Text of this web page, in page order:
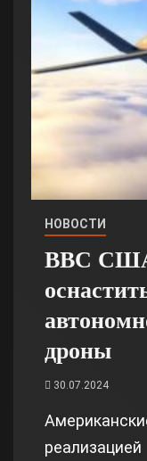
НОВОСТИ
ВВС
дроны
30.07.2024